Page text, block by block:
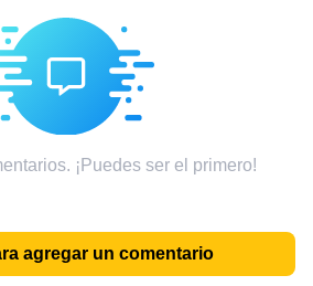
¡Puedes ser el primero!
agregar un comentario